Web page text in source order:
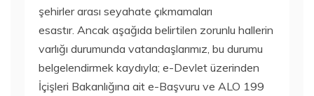
şehirler arası seyahate çıkmamaları
esastır. Ancak aşağıda belirtilen zorunlu hallerin
varlığı durumunda vatandaşlarımız, bu durumu
belgelendirmek kaydıyla; e-Devlet üzerinden
İçişleri Bakanlığına ait e-Başvuru ve ALO 199